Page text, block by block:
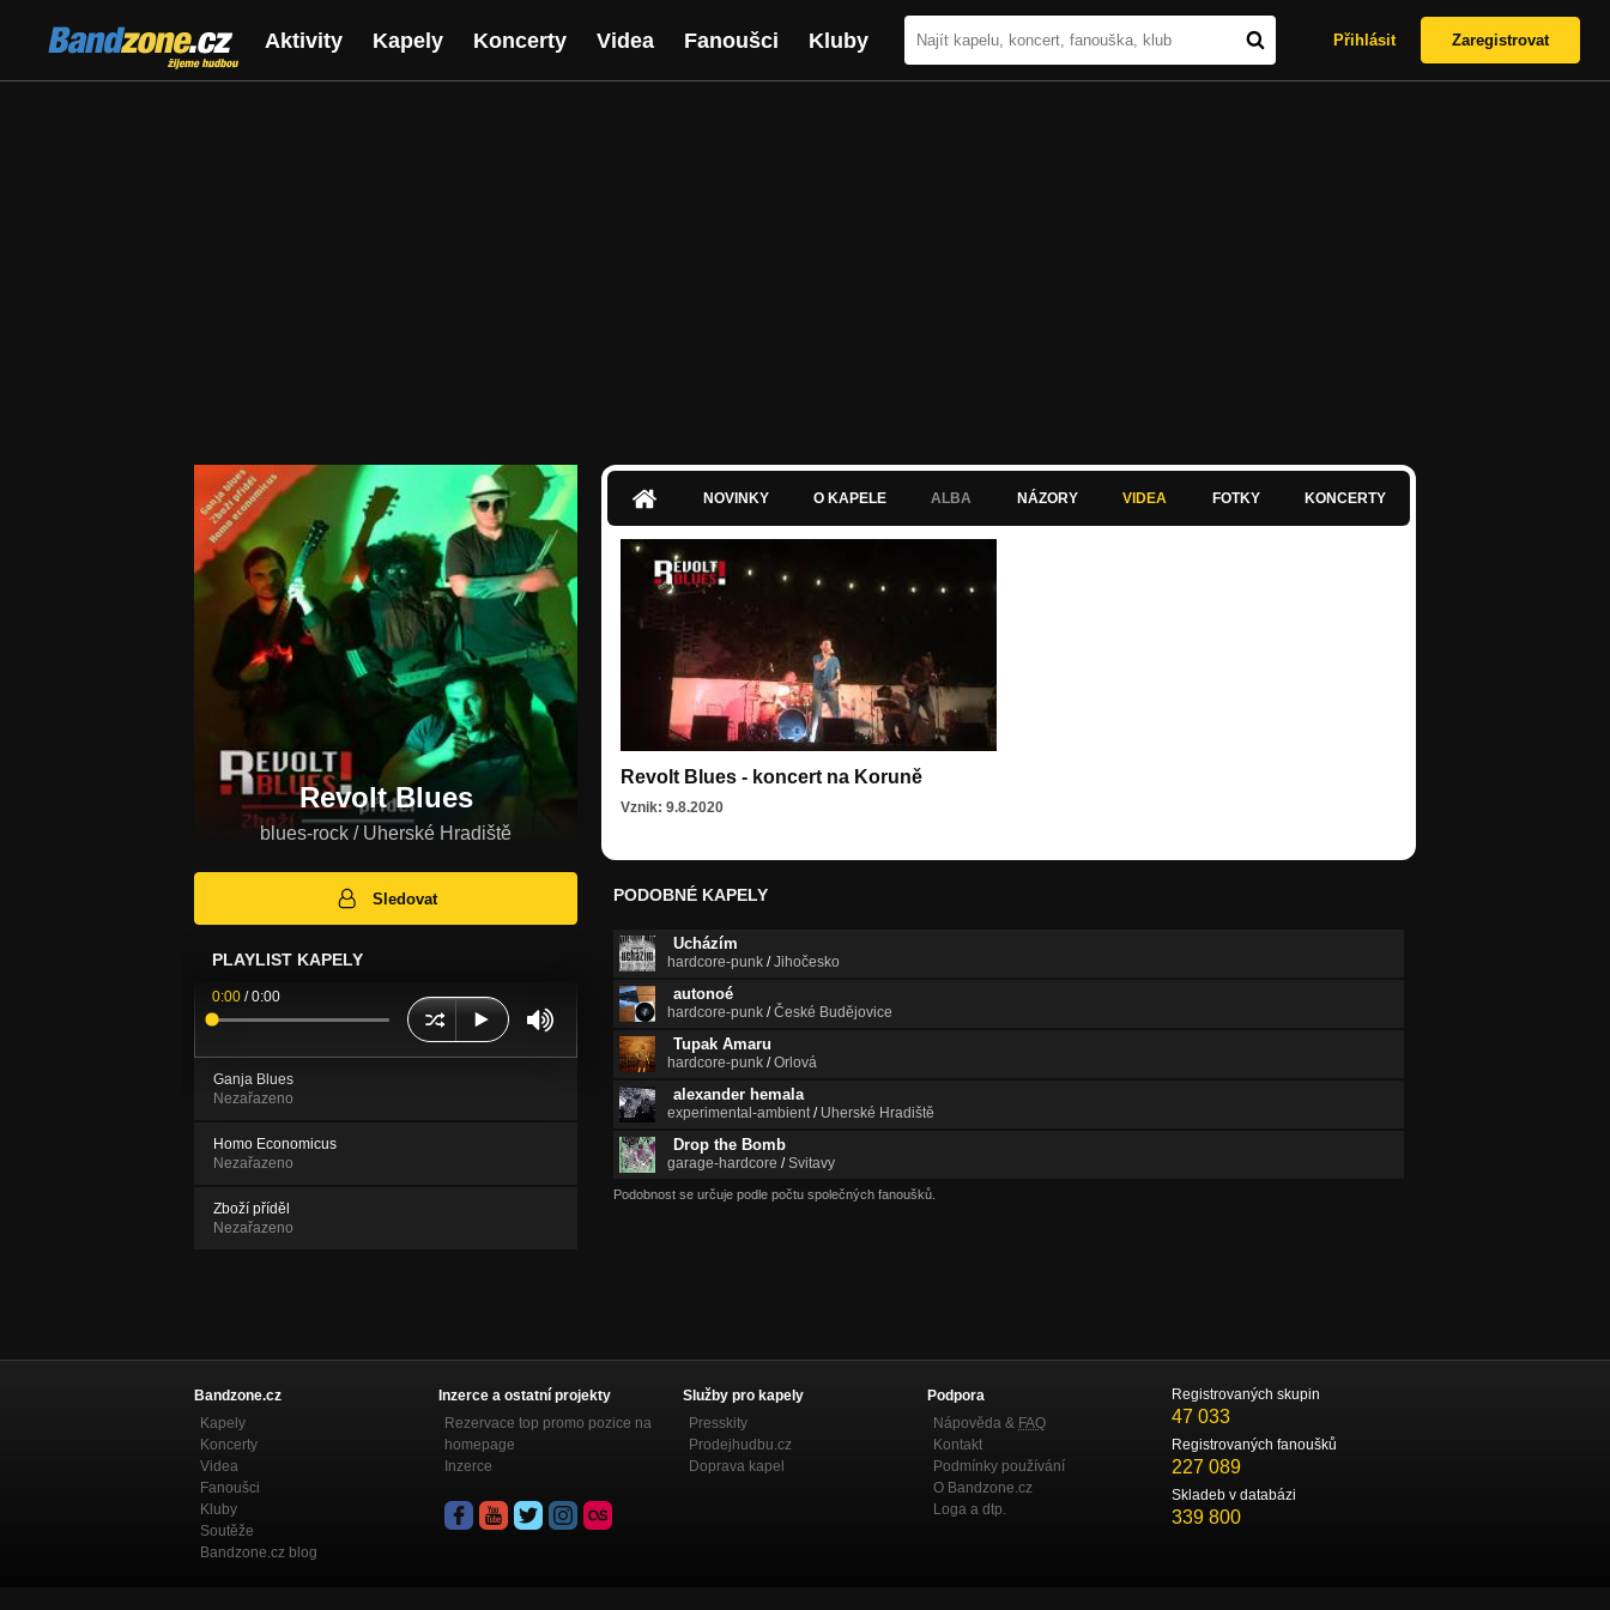
Bandzone.cz
žijeme hudbou
Aktivity Kapely Koncerty Videa Fanoušci Kluby Přihlásit Zaregistrovat
Revolt Blues
blues-rock / Uherské Hradiště
Sledovat
PLAYLIST KAPELY
0:00 /0:00
Ganja Blues
Nezařazeno
Homo Economicus
Nezařazeno
Zboží příděl
Nezařazeno
NOVINKY O KAPELE ALBA NÁZORY VIDEA FOTKY KONCERTY
Revolt Blues - koncert na Koruně
Vznik: 9.8.2020
PODOBNÉ KAPELY
Ucházím
hardcore-punk /Jihočesko
autonoé
hardcore-punk /České Budějovice
Tupak Amaru
hardcore-punk /Orlová
alexander hemala
experimental-ambient/ Uherské Hradiště
Drop the Bomb
garage-hardcore /Svitavy
Podobnost se určuje podle počtu společných fanoušků.
Bandzone.cz
Kapely
Koncerty
Videa
Fanoušci
Kluby
Soutěže
Bandzone.cz blog
Inzerce a ostatní projekty
Rezervace top promo pozice na
homepage
Inzerce
Služby pro kapely
Presskity
Prodejhudbu.cz
Doprava kapel
Podpora
Nápověda & FAQ
Kontakt
Podmínky používání
O Bandzone.cz
Loga a dtp.
Registrovaných skupin
47 033
Registrovaných fanoušků
227 089
Skladeb v databázi
339 800